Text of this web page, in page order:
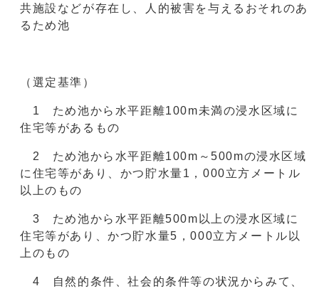
共施設などが存在し、人的被害を与えるおそれのあ
るため池
（選定基準）
1 ため池から水平距離100m未満の浸水区域に
住宅等があるもの
2 ため池から水平距離100m～500mの浸水区域
に住宅等があり、かつ貯水量1，000立方メートル
以上のもの
3 ため池から水平距離500m以上の浸水区域に
住宅等があり、かつ貯水量5，000立方メートル以
上のもの
4 自然的条件、社会的条件等の状況からみて、